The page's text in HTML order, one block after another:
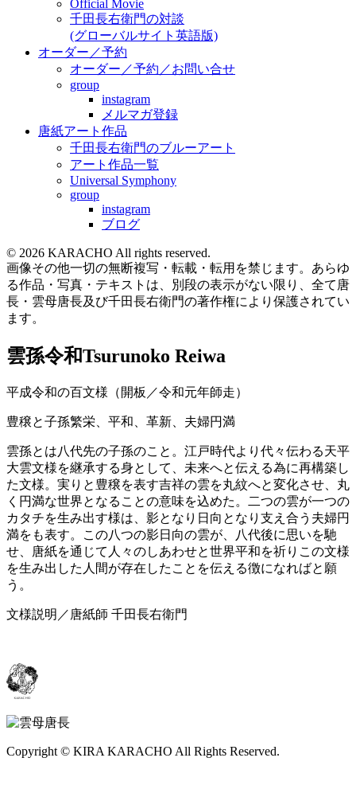
Official Movie
千田長右衛門の対談
(グローバルサイト英語版)
オーダー／予約
オーダー／予約／お問い合せ
group
instagram
メルマガ登録
唐紙アート作品
千田長右衛門のブルーアート
アート作品一覧
Universal Symphony
group
instagram
ブログ
© 2026 KARACHO All rights reserved.
画像その他一切の無断複写・転載・転用を禁じます。あらゆ
る作品・写真・テキストは、別段の表示がない限り、全て唐
長・雲母唐長及び千田長右衛門の著作権により保護されてい
ます。
雲孫令和Tsurunoko Reiwa
平成令和の百文様（開板／令和元年師走）
豊穣と子孫繁栄、平和、革新、夫婦円満
雲孫とは八代先の子孫のこと。江戸時代より代々伝わる天平
大雲文様を継承する身として、未来へと伝える為に再構築し
た文様。実りと豊穣を表す吉祥の雲を丸紋へと変化させ、丸
く円満な世界となることの意味を込めた。二つの雲が一つの
カタチを生み出す様は、影となり日向となり支え合う夫婦円
満をも表す。この八つの影日向の雲が、八代後に思いを馳
せ、唐紙を通じて人々のしあわせと世界平和を祈りこの文様
を生み出した人間が存在したことを伝える徴になればと願
う。
文様説明／唐紙師 千田長右衛門
Copyright © KIRA KARACHO All Rights Reserved.